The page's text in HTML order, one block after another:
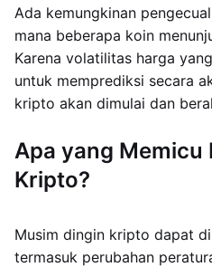
Ada kemungkinan
mana beberapa koin
Karena volatilitas harga
untuk memprediksi secara
kripto akan dimulai dan
Apa yang Memicu
Kripto?
Musim dingin kripto dapat
termasuk perubahan